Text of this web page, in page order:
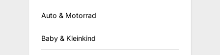
Auto & Motorrad
Baby & Kleinkind